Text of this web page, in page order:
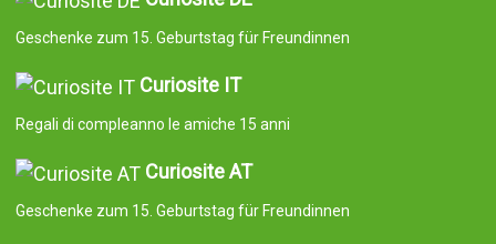
Geschenke zum 15. Geburtstag für Freundinnen
Curiosite IT
Regali di compleanno le amiche 15 anni
Curiosite AT
Geschenke zum 15. Geburtstag für Freundinnen